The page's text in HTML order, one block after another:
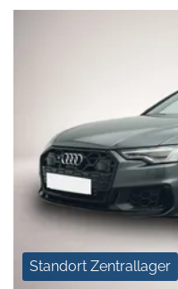
Standort Zentrallager